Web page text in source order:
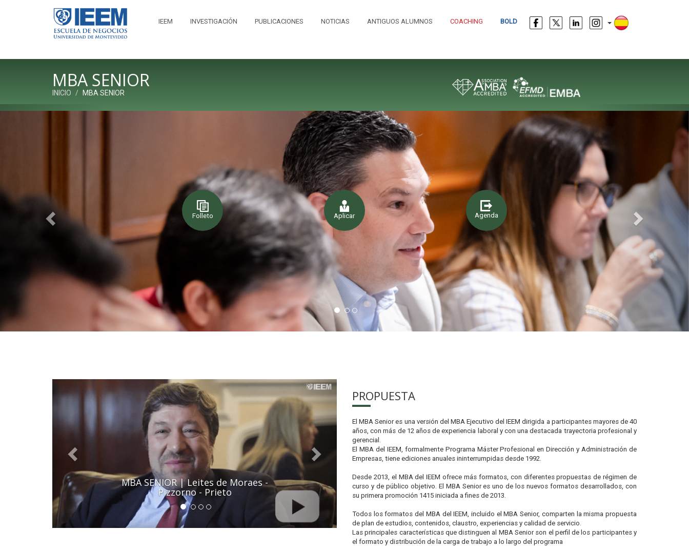
IEEM INVESTIGACIÓN PUBLICACIONES NOTICIAS ANTIGUOS ALUMNOS COACHING BOLD
MBA SENIOR
INICIO MBA SENIOR
Previous Next
Folleto Aplicar Agenda
MBA SENIOR | Potrie - Cerviño -
Montiel
Previous Next
PROPUESTA
El MBA Senior es una versión del MBA Ejecutivo del IEEM dirigida a participantes mayores de 40
años, con más de 12 años de experiencia laboral y con una destacada trayectoria profesional y
gerencial.
El MBA del IEEM, formalmente Programa Máster Profesional en Dirección y Administración de
Empresas, tiene ediciones anuales ininterrumpidas desde 1992.
Desde 2013, el MBA del IEEM ofrece más formatos, con diferentes propuestas de régimen de
curso y de público objetivo. El MBA Senior es uno de los nuevos formatos desarrollados, con
su primera promoción 1415 iniciada a fines de 2013.
Todos los formatos del MBA del IEEM, incluido el MBA Senior, comparten la misma propuesta
de plan de estudios, contenidos, claustro, experiencias y calidad de servicio.
Las principales características que distinguen al MBA Senior son el perfil de los participantes y
el formato y distribución de la carga de trabajo a lo largo del programa